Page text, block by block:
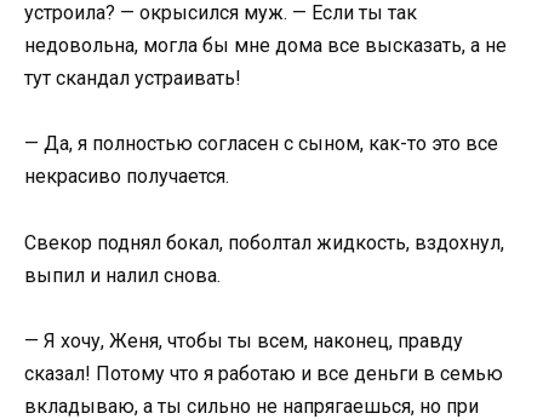
устроила? — окрысился муж. — Если ты так
недовольна, могла бы мне дома все высказать, а не
тут скандал устраивать!
— Да, я полностью согласен с сыном, как-то это все
некрасиво получается.
Свекор поднял бокал, поболтал жидкость, вздохнул,
выпил и налил снова.
— Я хочу, Женя, чтобы ты всем, наконец, правду
сказал! Потому что я работаю и все деньги в семью
вкладываю, а ты сильно не напрягаешься, но при